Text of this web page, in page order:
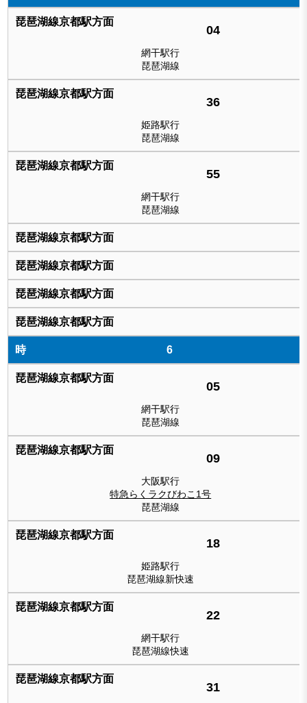
04
網干駅行
琵琶湖線
36
姫路駅行
琵琶湖線
55
網干駅行
琵琶湖線
6
05
網干駅行
琵琶湖線
09
大阪駅行
特急らくラクびわこ1号
琵琶湖線
18
姫路駅行
琵琶湖線新快速
22
網干駅行
琵琶湖線快速
31